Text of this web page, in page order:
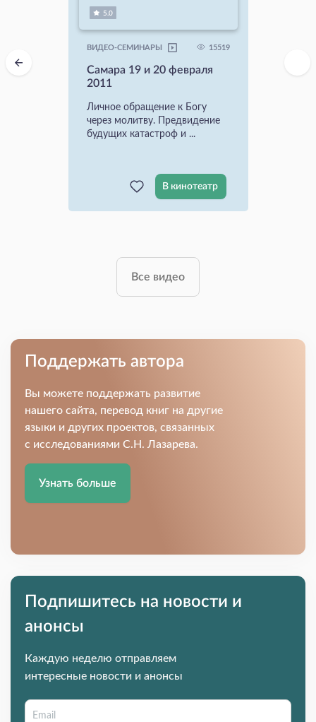
5.0
ВИДЕО-СЕМИНАРЫ 15519
Самара 19 и 20 февраля
2011
Личное обращение к Богу
через молитву. Предвидение
будущих катастроф и ...
В кинотеатр
Все видео
Поддержать автора
Вы можете поддержать развитие
нашего сайта, перевод книг на другие
языки и других проектов, связанных
с исследованиями С.Н. Лазарева.
Узнать больше
Подпишитесь на новости и
анонсы
Каждую неделю отправляем
интересные новости и анонсы